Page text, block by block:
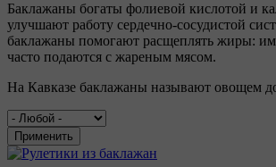
Баклажаны богаты фолиевой кислотой и
улучшают работу сердечно-сосудистой
баклажаны помогают расщеплять жиры:
часто подаются с жареным мясом.
На Кавказе баклажаны называют овощем
Применить